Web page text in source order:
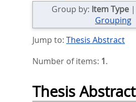
Group by: Item Type|
Grouping
Jump to: Thesis Abstract
Number of items: 1.
Thesis Abstract